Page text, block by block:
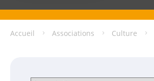
Accueil Associations Culture